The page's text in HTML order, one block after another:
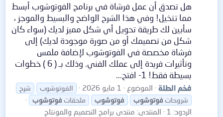
هل تصدق أن عمل فرشاة في برنامج الفوتوشوب أبسط
مما تتخيل! وفي هذا الشرح الواضح والبسيط والموجز ،
سأبين لك طريقة تحويل أي شكل مميز لديك (سواء كان
شكل من تصميمك أو من صورة موجودة لديك) إلى
فرشاة مخصصة في الفوتوشوب لإضافة ملمس
وتأثيرات فريدة إلى عملك الفني. وذلك بـ ( 6 ) خطوات
بسيطة فقط! 1- افتح...
فخم الطلة الموضوع 1 مايو 2026 الفوتوشوب
شرح
شروحات فوتوشوب فوتوشوب ملحقات فوتوشوب
الردود: 1 المنتدى: منتدى برامج التصميم والمونتاج